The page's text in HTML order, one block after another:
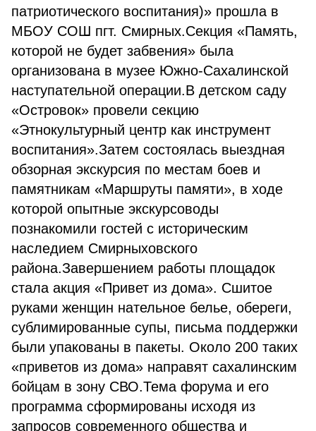
патриотического воспитания)» прошла в
МБОУ СОШ пгт. Смирных.Секция «Память,
которой не будет забвения» была
организована в музее Южно-Сахалинской
наступательной операции.В детском саду
«Островок» провели секцию
«Этнокультурный центр как инструмент
воспитания».Затем состоялась выездная
обзорная экскурсия по местам боев и
памятникам «Маршруты памяти», в ходе
которой опытные экскурсоводы
познакомили гостей с историческим
наследием Смирныховского
района.Завершением работы площадок
стала акция «Привет из дома». Сшитое
руками женщин нательное белье, обереги,
сублимированные супы, письма поддержки
были упакованы в пакеты. Около 200 таких
«приветов из дома» направят сахалинским
бойцам в зону СВО.Тема форума и его
программа сформированы исходя из
запросов современного общества и